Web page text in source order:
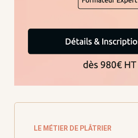
LE MÉTIER DE PLÂTRIER